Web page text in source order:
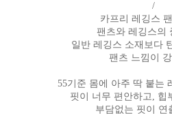
/
카프리 레깅스
팬츠와 레깅스의
일반 레깅스 소재보다
팬츠 느낌이
55기준 몸에 아주 딱 붙는
핏이 너무 편안하고, 힙
부담없는 핏이 연